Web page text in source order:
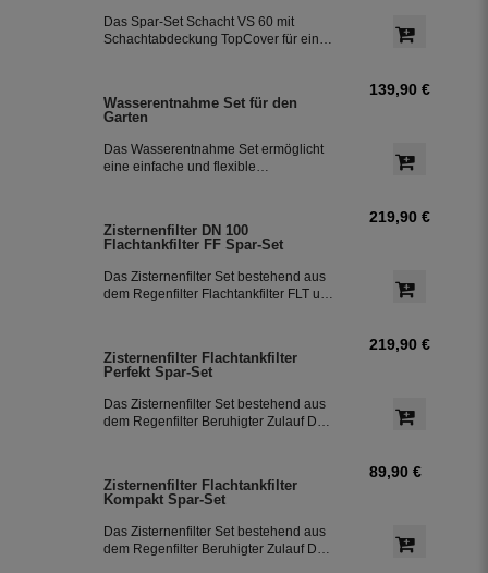
Das Spar-Set Schacht VS 60 mit
Schachtabdeckung TopCover für eine
Wasserentnahme Set für den
Garten
Das Wasserentnahme Set ermöglicht
eine einfache und flexible
Wassersteckdose für den Gardena-
Anschluss, einem 12,5 m langen PE-
Rohr (DN25) und Klemmfittings, für den
Anschluss an die Tauchpumpe
139,90 €
Zisternenfilter DN 100
Flachtankfilter FF Spar-Set
Das Zisternenfilter Set bestehend aus
dem Regenfilter Flachtankfilter FLT und
Gartenbewässerung. Das Set lässt sich
in bereits bestehenden Zisternen bzw.
im Regenwassertank einfach
nachrüsten.
219,90 €
Zisternenfilter Flachtankfilter
Perfekt Spar-Set
Das Zisternenfilter Set bestehend aus
dem Regenfilter Beruhigter Zulauf DN
Set ist bestens geeignet für die
Nutzung in der Gartenbewässerung.
Das Set lässt sich in bereits
bestehenden Zisternen bzw. im
219,90 €
Zisternenfilter Flachtankfilter
Kompakt Spar-Set
Das Zisternenfilter Set bestehend aus
dem Regenfilter Beruhigter Zulauf DN
89,90 €